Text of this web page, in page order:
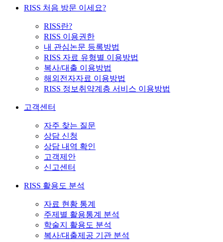
RISS 처음 방문 이세요?
RISS란?
RISS 이용권한
내 관심논문 등록방법
RISS 자료 유형별 이용방법
복사/대출 이용방법
해외전자자료 이용방법
RISS 정보취약계층 서비스 이용방법
고객센터
자주 찾는 질문
상담 신청
상담 내역 확인
고객제안
신고센터
RISS 활용도 분석
자료 현황 통계
주제별 활용통계 분석
학술지 활용도 분석
복사/대출제공 기관 분석